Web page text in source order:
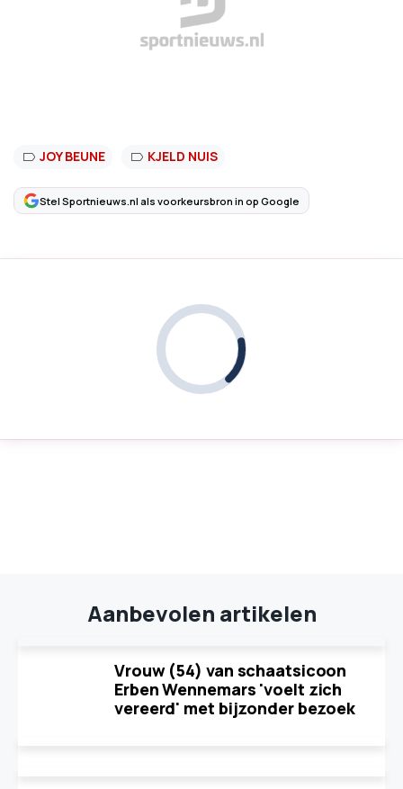
JOY BEUNE KJELD NUIS
Stel Sportnieuws.nl als voorkeursbron in op Google
Aanbevolen artikelen
Vrouw (54) van schaatsicoon
Erben Wennemars 'voelt zich
vereerd' met bijzonder bezoek